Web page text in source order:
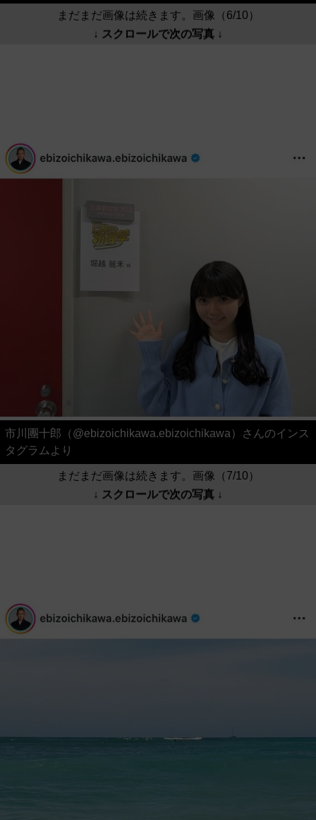
まだまだ画像は続きます。画像（6/10）
↓ スクロールで次の写真 ↓
市川團十郎（@ebizoichikawa.ebizoichikawa）さんのインス
タグラムより
まだまだ画像は続きます。画像（7/10）
↓ スクロールで次の写真 ↓